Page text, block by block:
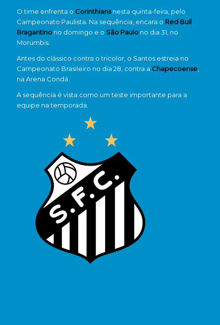
O time enfrenta o Corinthiansnesta quinta-feira, pelo
Campeonato Paulista. Na sequência, encara o Red Bull
Bragantinono domingo e o São Paulono dia 31, no
Morumbis.
Antes do clássico contra o tricolor, o Santos estreia no
Campeonato Brasileiro no dia 28, contra a Chapecoense,
na Arena Condá.
A sequência é vista como um teste importante para a
equipe na temporada.